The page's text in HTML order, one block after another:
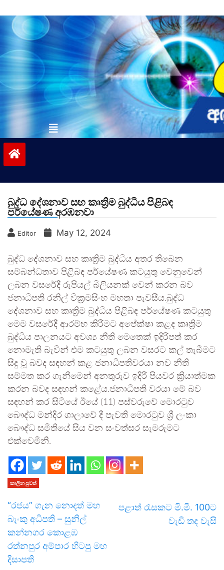
to
contentvinivida.lk
බුද්ධ දේශනාව සහ කෘත්‍රිම බුද්ධිය පිළිබඳ
පර්යේෂණ අරඹනවා
Editor May 12, 2024
බුද්ධ දේශනාව සහ කෘත්‍රිම බුද්ධිය අතර තිබෙන
සම්බන්ධතාව පිළිබඳ පර්යේෂණ කටයුතු වෙනුවෙන්
ලබන වසරේදී රුපියල් බිලියනක් වෙන් කරන බව
ජනාධිපති රනිල් වික්‍රමසිංහ මහතා පැවසීය.බුද්ධ
දේශනාව සහ කෘත්‍රිම බුද්ධිය පිළිබඳ පර්යේෂණ කටයුතු
මෙම වසරේදී ආරම්භ කිරීමට අපේක්ෂා කළද කෘත්‍රිම
බුද්ධිය පාලනයට අවශ්‍ය නීති මෙතෙක් ඉදිරිපත් කර
නොමැති බැවින් එම කටයුතු ලබන වසරට කල් තැබීමට
සිදු වූ බවද සඳහන් කළ ජනාධිපතිවරයා නව නීති
සම්මත කර ගැනීමෙන් අනතුරුව ඉදිරි පියවර ක්‍රියාත්මක
කරන බවද සඳහන් කළේය.ජනාධිපති වරයා මේ බව
සඳහන් කර සිටියේ ඊයේ (11) පස්වරුවේ මොරටුව
බෞද්ධ මන්දිර ශාලාවේ දී පැවති මොරටුව ශ්‍රී ලංකා
බෞද්ධ සමිතියේ සිය වන සංවත්සර සැමරුමට
එක්වෙමිනි.
කාලීන පුවත්
“රජය” ගැන නොදත් මහ
බැංකු අධිපති – සුනිල්
කන්නගර කොළඹ
රත්නපුර අම්පාර හිටපු මහ
දිසාපති
පළාත් රැසකට මි.මී. 100ට
වැඩි තද වැසි